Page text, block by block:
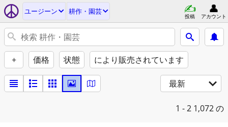
ユージーン 耕作・園芸
投稿 アカウント
+ 価格 状態 により販売されています
最新
1 - 2 1,072 の